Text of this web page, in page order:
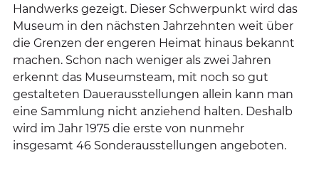
Handwerks gezeigt. Dieser Schwerpunkt wird das
Museum in den nächsten Jahrzehnten weit über
die Grenzen der engeren Heimat hinaus bekannt
machen. Schon nach weniger als zwei Jahren
erkennt das Museumsteam, mit noch so gut
gestalteten Dauerausstellungen allein kann man
eine Sammlung nicht anziehend halten. Deshalb
wird im Jahr 1975 die erste von nunmehr
insgesamt 46 Sonderausstellungen angeboten.